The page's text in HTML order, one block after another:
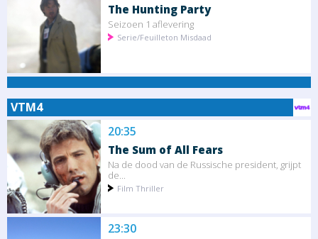
The Hunting Party
Seizoen 1 aflevering
Serie/Feuilleton Misdaad
VTM4
20:35
The Sum of All Fears
Na de dood van de Russische president, grijpt
de...
Film Thriller
23:30